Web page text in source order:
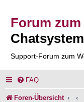
Forum
Chatsystem
Support-Forum zum
FAQ
Foren-Übersicht